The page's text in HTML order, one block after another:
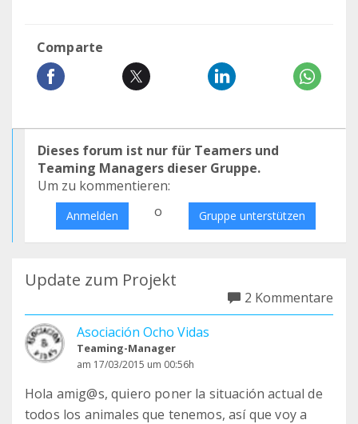
Comparte
Dieses forum ist nur für Teamers und
Teaming Managers dieser Gruppe.
Um zu kommentieren:
Anmelden o Gruppe unterstützen
Update zum Projekt
2 Kommentare
Asociación Ocho Vidas
Teaming-Manager
am 17/03/2015 um 00:56h
Hola amig@s, quiero poner la situación actual de
todos los animales que tenemos, así que voy a